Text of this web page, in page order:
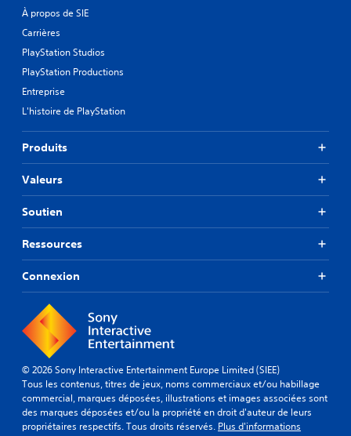
À propos de SIE
Carrières
PlayStation Studios
PlayStation Productions
Entreprise
L'histoire de PlayStation
Produits
Valeurs
Soutien
Ressources
Connexion
© 2026 Sony Interactive Entertainment Europe Limited (SIEE)
Tous les contenus, titres de jeux, noms commerciaux et/ou habillage
commercial, marques déposées, illustrations et images associées sont
des marques déposées et/ou la propriété en droit d'auteur de leurs
propriétaires respectifs. Tous droits réservés. Plus d'informations